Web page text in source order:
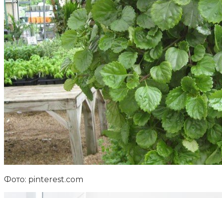
Фото: pinterest.com